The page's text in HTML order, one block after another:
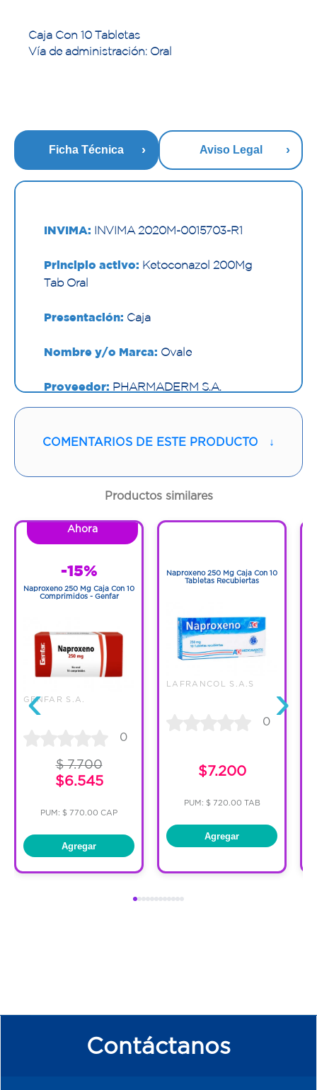
Caja Con 10 Tabletas
Vía de administración: Oral
Ficha Técnica Aviso Legal
INVIMA: INVIMA 2020M-0015703-R1
Principio activo: Ketoconazol 200Mg
Tab Oral
Presentación: Caja
Nombre y/o Marca: Ovale
Proveedor: PHARMADERM S.A.
10 Tabletas
Código:1083742
COMENTARIOS DE ESTE PRODUCTO ↓
Productos similares
‹
Ahora
-15%
Naproxeno 250 Mg Caja Con 10
Comprimidos - Genfar
GENFAR S.A.
0
$ 7.700
$6.545
PUM: $ 770.00 CAP
Agregar
Naproxeno 250 Mg Caja Con 10
Tabletas Recubiertas
LAFRANCOL S.A.S
0
$7.200
PUM: $ 720.00 TAB
Agregar
›
Contáctanos